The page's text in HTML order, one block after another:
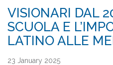
VISIONARI DAL
SCUOLA E
LATINO ALLE
23 January 2025